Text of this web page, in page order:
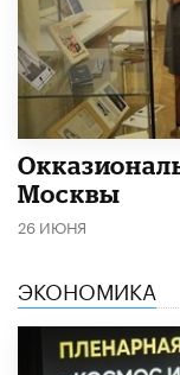
Москвы
26 ИЮНЯ
ЭКОНОМИКА